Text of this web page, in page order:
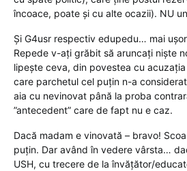
încoace, poate și cu alte ocazii). NU
Și G4usr respectiv edupedu… mai
Repede v-ați grăbit să aruncați niște
lipește ceva, din povestea cu
care parchetul cel puțin n-a
aia cu nevinovat până la proba
”antecedent” care de fapt nu e caz.
Dacă madam e vinovată – bravo!
puțin. Dar având în vedere vârsta…
USH, cu trecere de la învățător/